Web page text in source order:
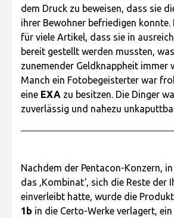
dem Druck zu beweisen, dass sie
ihrer Bewohner befriedigen konnte.
für viele Artikel, dass sie in
bereit gestellt werden mussten,
zunemender Geldknappheit immer
Manch ein Fotobegeisterter war
eine EXA zu besitzen. Die Dinger
zuverlässig und nahezu
Nachdem der Pentacon-Konzern,
das ‚Kombinat‘, sich die Reste der
einverleibt hatte, wurde die
1b in die Certo-Werke verlagert,